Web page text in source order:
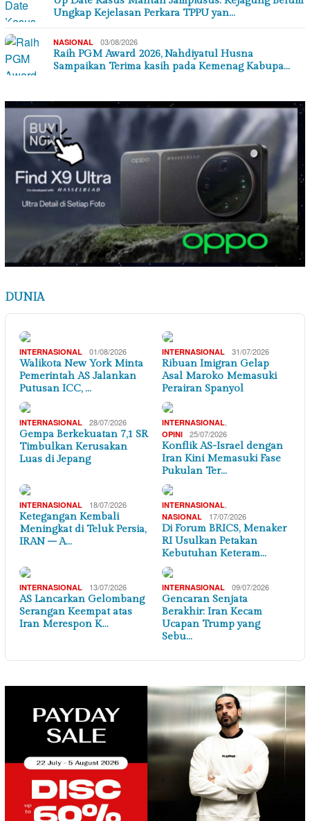
Ungkap Kejelasan Perkara TPPU yan…
NASIONAL 03/08/2026
Raih PGM Award 2026, Nahdiyatul Husna
Sampaikan Terima kasih pada Kemenag Kabupa…
DUNIA
INTERNASIONAL 01/08/2026
Walikota New York Minta
Pemerintah AS Jalankan
Putusan ICC, …
INTERNASIONAL 31/07/2026
Ribuan Imigran Gelap
Asal Maroko Memasuki
Perairan Spanyol
INTERNASIONAL 28/07/2026
Gempa Berkekuatan 7,1 SR
Timbulkan Kerusakan
Luas di Jepang
INTERNASIONAL
OPINI 25/07/2026
Konflik AS-Israel dengan
Iran Kini Memasuki Fase
Pukulan Ter…
INTERNASIONAL 18/07/2026
Ketegangan Kembali
Meningkat di Teluk Persia,
IRAN – A…
INTERNASIONAL
NASIONAL 17/07/2026
Di Forum BRICS, Menaker
RI Usulkan Petakan
Kebutuhan Keteram…
INTERNASIONAL 13/07/2026
AS Lancarkan Gelombang
Serangan Keempat atas
Iran Merespon K…
INTERNASIONAL 09/07/2026
Gencaran Senjata
Berakhir: Iran Kecam
Ucapan Trump yang
Sebu…